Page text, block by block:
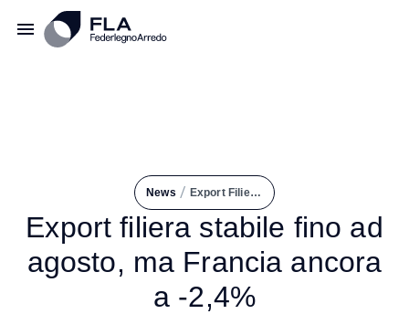
News / Export Filiera Stabile Fino Ad Agosto, Ma Francia Ancora a -2,4%
Export filiera stabile fino ad
agosto, ma Francia ancora
a -2,4%